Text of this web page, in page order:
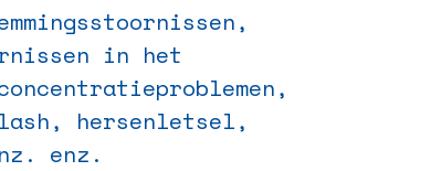
in het
hersenletsel,
enz.